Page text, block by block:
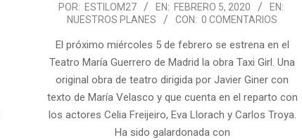
2020-POR: ESTILOM27 EN: FEBRERO 5, 2020
EN:
NUESTROS PLANES
CON: 0 COMENTARIOS
El próximo miércoles 5 de febrero se estrena en el
Teatro María Guerrero de Madrid la obra Taxi Girl. Una
original obra de teatro dirigida por Javier Giner con
texto de María Velasco y que cuenta en el reparto con
los actores Celia Freijeiro, Eva Llorach y Carlos Troya.
Ha sido galardonada con